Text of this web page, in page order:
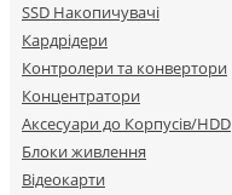
SSD Накопичувачі
Кардрідери
Контролери та конвертори
Концентратори
Аксесуари до Корпусів/HDD
Блоки живлення
Відеокарти